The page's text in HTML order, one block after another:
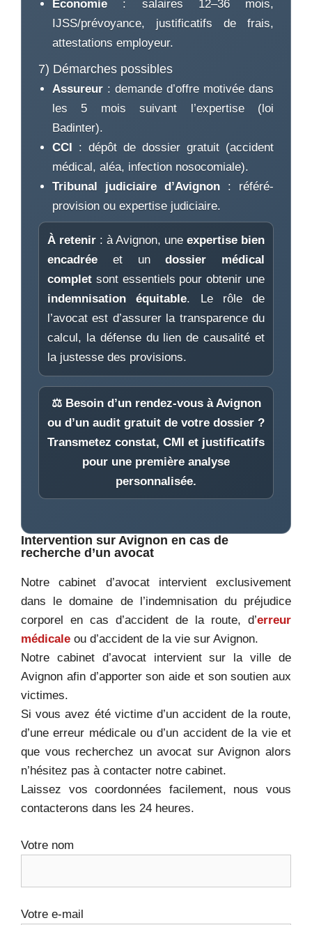
Économie : salaires 12–36 mois,
IJSS/prévoyance, justificatifs de frais,
attestations employeur.
7) Démarches possibles
Assureur : demande d’offre motivée dans
les 5 mois suivant l’expertise (loi
Badinter).
CCI : dépôt de dossier gratuit (accident
médical, aléa, infection nosocomiale).
Tribunal judiciaire d’Avignon : référé-
provision ou expertise judiciaire.
À retenir : à Avignon, une expertise bien
encadrée et undossier médical
complet sont essentiels pour obtenir une
indemnisation équitable. Le rôle de
l’avocat est d’assurer la transparence du
calcul, la défense du lien de causalité et
la justesse des provisions.
⚖️ Besoin d’un rendez-vous à Avignon
ou d’un audit gratuit de votre dossier ?
Transmetez constat, CMI et justificatifs
pour une première analyse
personnalisée.
Intervention sur Avignon en cas de
recherche d’un avocat
Notre cabinet d’avocat intervient exclusivement
dans le domaine de l’indemnisation du préjudice
corporel en cas d’accident de la route, d’erreur
médicale ou d’accident de la vie sur Avignon.
Notre cabinet d’avocat intervient sur la ville de
Avignon afin d’apporter son aide et son soutien aux
victimes.
Si vous avez été victime d’un accident de la route,
d’une erreur médicale ou d’un accident de la vie et
que vous recherchez un avocat sur Avignon alors
n’hésitez pas à contacter notre cabinet.
Laissez vos coordonnées facilement, nous vous
contacterons dans les 24 heures.
Votre nom
Votre e-mail